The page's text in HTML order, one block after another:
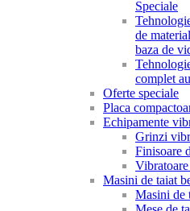
Speciale
de
baza de
complet
Oferte speciale
Placa
Echipamente
Grinzi
Finisoare
Masini de taiat
Masini de